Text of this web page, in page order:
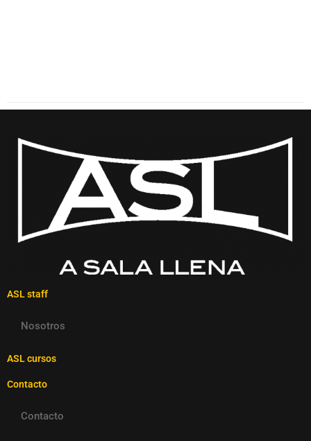
ASL staff
Nosotros
ASL cursos
Contacto
Contacto